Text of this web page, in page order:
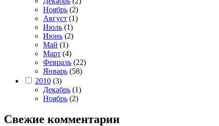
Ноябрь (2)
Август (1)
Июль (1)
Июнь (2)
Май (1)
Март (4)
Февраль (22)
Январь (58)
2010 (3)
Декабрь (1)
Ноябрь (2)
Свежие комментарии